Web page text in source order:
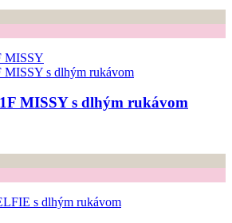
MISSY s dlhým rukávom